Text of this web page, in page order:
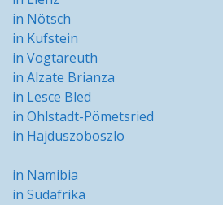
in Nötsch
in Kufstein
in Vogtareuth
in Alzate Brianza
in Lesce Bled
in Ohlstadt-Pömetsried
in Hajduszoboszlo
in Namibia
in Südafrika